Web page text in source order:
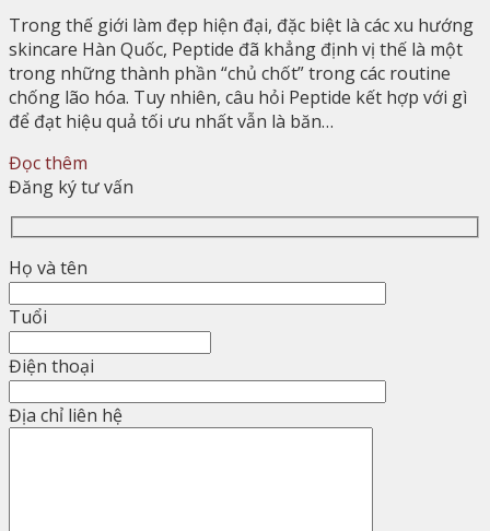
Trong thế giới làm đẹp hiện đại, đặc biệt là các xu hướng
skincare Hàn Quốc, Peptide đã khẳng định vị thế là một
trong những thành phần “chủ chốt” trong các routine
chống lão hóa. Tuy nhiên, câu hỏi Peptide kết hợp với gì
để đạt hiệu quả tối ưu nhất vẫn là băn…
Đọc thêm
Đăng ký tư vấn
Họ và tên
Tuổi
Điện thoại
Địa chỉ liên hệ